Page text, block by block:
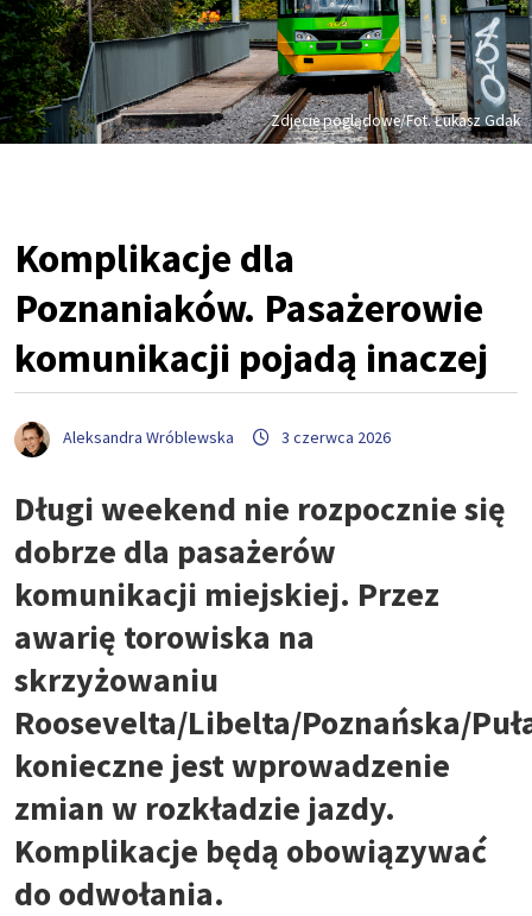
Zdjęcie poglądowe/Fot. Łukasz Gdak
Komplikacje dla
Poznaniaków. Pasażerowie
komunikacji pojadą inaczej
Aleksandra Wróblewska 3 czerwca 2026
Długi weekend nie rozpocznie się
dobrze dla pasażerów
komunikacji miejskiej. Przez
awarię torowiska na
skrzyżowaniu
Roosevelta/Libelta/Poznańska/
konieczne jest wprowadzenie
zmian w rozkładzie jazdy.
Komplikacje będą obowiązywać
do odwołania.